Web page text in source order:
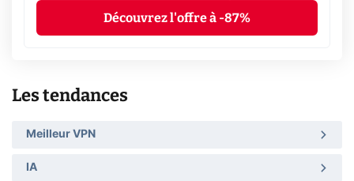
Découvrez l'offre à -87%
Les tendances
Meilleur VPN
IA